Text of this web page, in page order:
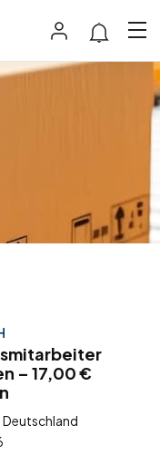
– 17,00 €
Deutschland